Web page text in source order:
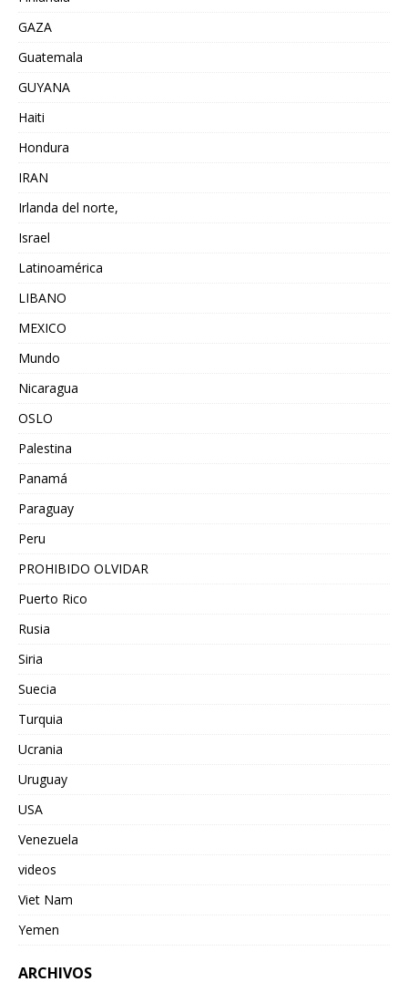
GAZA
Guatemala
GUYANA
Haiti
Hondura
IRAN
Irlanda del norte,
Israel
Latinoamérica
LIBANO
MEXICO
Mundo
Nicaragua
OSLO
Palestina
Panamá
Paraguay
Peru
PROHIBIDO OLVIDAR
Puerto Rico
Rusia
Siria
Suecia
Turquia
Ucrania
Uruguay
USA
Venezuela
videos
Viet Nam
Yemen
ARCHIVOS